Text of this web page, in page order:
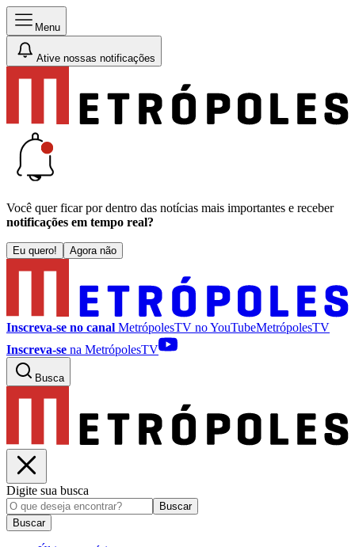
Menu
Ative nossas notificações
Você quer ficar por dentro das notícias mais importantes e receber
notificações em tempo real?
Eu quero! Agora não
Inscreva-se no canal MetrópolesTV noYouTubeMetrópolesTV
Inscreva-se na MetrópolesTV
Busca
Digite sua busca
Buscar
Buscar